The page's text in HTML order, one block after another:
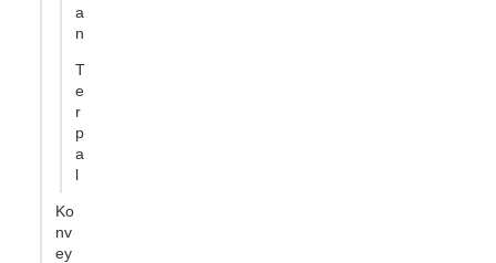
a
n
T
e
r
p
a
l
Ko
nv
ey